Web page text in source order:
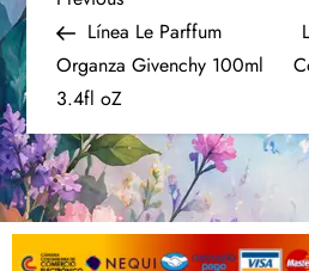
Línea Le Parffum
Organza Givenchy 100ml
3.4fl oZ